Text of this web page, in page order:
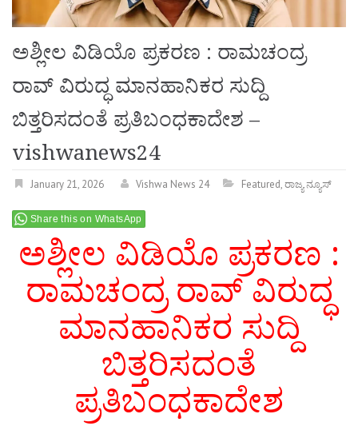
ಅಶ್ಲೀಲ ವಿಡಿಯೊ ಪ್ರಕರಣ : ರಾಮಚಂದ್ರ
ರಾವ್ ವಿರುದ್ಧ ಮಾನಹಾನಿಕರ ಸುದ್ದಿ
ಬಿತ್ತರಿಸದಂತೆ ಪ್ರತಿಬಂಧಕಾದೇಶ –
vishwanews24
January 21, 2026 Vishwa News 24 Featured,ರಾಜ್ಯ ನ್ಯೂಸ್
Share this on WhatsApp
ಅಶ್ಲೀಲ ವಿಡಿಯೊ ಪ್ರಕರಣ :
ರಾಮಚಂದ್ರ ರಾವ್ ವಿರುದ್ಧ
ಮಾನಹಾನಿಕರ ಸುದ್ದಿ
ಬಿತ್ತರಿಸದಂತೆ
ಪ್ರತಿಬಂಧಕಾದೇಶ